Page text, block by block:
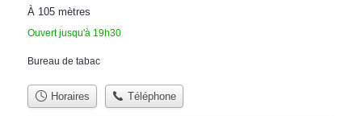
À 105 mètres
Ouvert jusqu'à 19h30
Bureau de tabac
Horaires Téléphone